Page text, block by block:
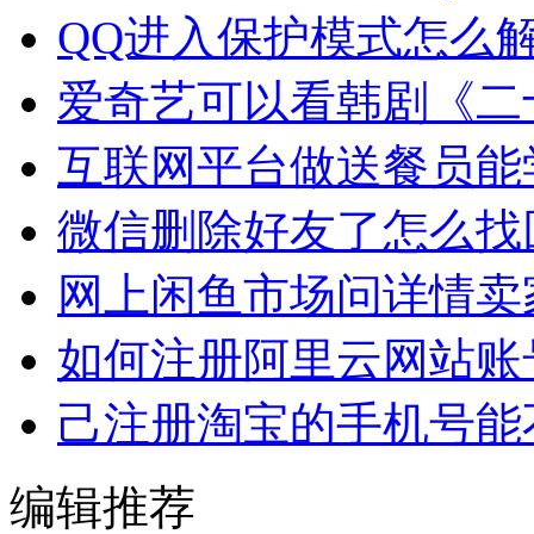
QQ进入保护模式怎么
爱奇艺可以看韩剧《
互联网平台做送餐员
微信删除好友了怎么找
网上闲鱼市场问详情
如何注册阿里云网站账
己注册淘宝的手机号
编辑推荐